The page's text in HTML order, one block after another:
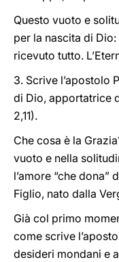
Questo vuoto e
per la nascita di
ricevuto tutto.
3. Scrive l’apostolo
di Dio, apportatrice
2,11).
Che cosa è la
vuoto e nella
l’amore “che dona”
Figlio, nato dalla
Già col primo
come scrive
desideri mondani e